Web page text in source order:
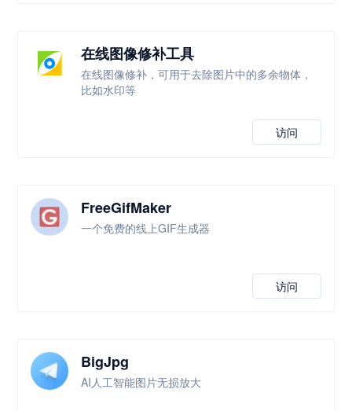
在线图像修补工具
在线图像修补，可用于去除图片中的多余物体，
比如水印等
访问
FreeGifMaker
一个免费的线上GIF生成器
访问
BigJpg
AI人工智能图片无损放大